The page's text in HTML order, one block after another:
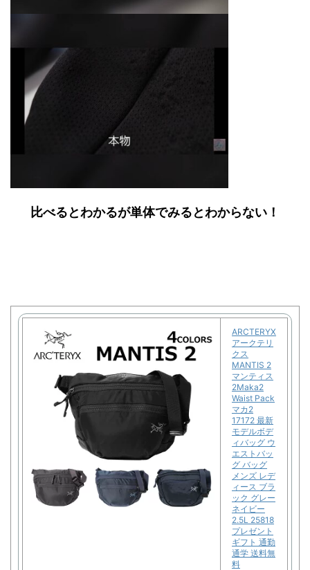
比べるとわかるが単体でみるとわからない！
ARCTERYX
アークテリ
クス
MANTIS 2
マンティス
2Maka2
Waist Pack
マカ2
17172 最新
モデルボデ
ィバッグ ウ
エストバッ
グ バッグ
メンズ レデ
ィース ブラ
ック グレー
ネイビー
2.5L 25818
プレゼント
ギフト 通勤
通学 送料無
料